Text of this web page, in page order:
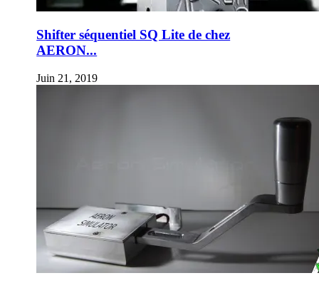
Shifter séquentiel SQ Lite de chez
AERON...
Juin 21, 2019